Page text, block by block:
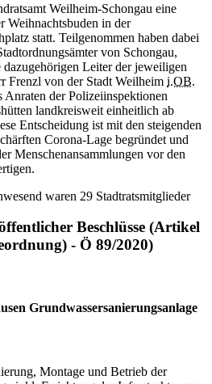
Weilheim-Schongau eine
Weihnachtsbuden in der
statt. Teilgenommen haben dabei
von Schongau,
Leiter der jeweiligen
Frenzl von der Stadt Weilheim i.OB.
Anraten der Polizeiinspektionen
landkreisweit einheitlich ab
Entscheidung ist mit den steigenden
Corona-Lage begründet und
Menschenansammlungen vor den
waren 29 Stadtratsmitglieder
Beschlüsse (Artikel
- Ö 89/2020)
Grundwassersanierungsanlage
Montage und Betrieb der